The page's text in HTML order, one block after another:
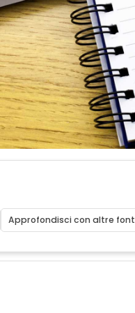
Approfondisci con altre